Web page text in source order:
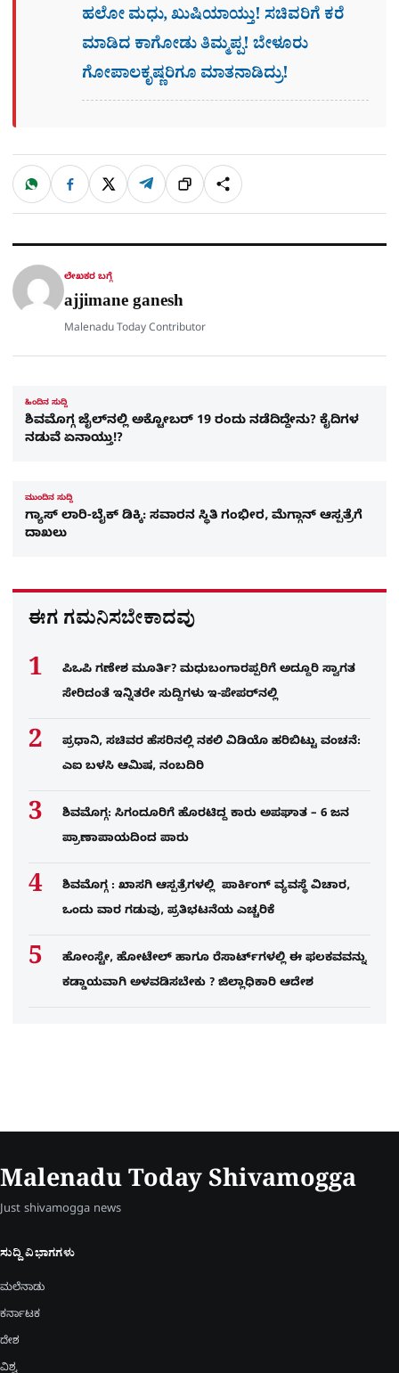
ಹಲೋ ಮಧು, ಖುಷಿಯಾಯ್ತು! ಸಚಿವರಿಗೆ ಕರೆ
ಮಾಡಿದ ಕಾಗೋಡು ತಿಮ್ಮಪ್ಪ! ಬೇಳೂರು
ಗೋಪಾಲಕೃಷ್ಣರಿಗೂ ಮಾತನಾಡಿದ್ರು!
ಹಂಚಿಕೊಳ್ಳಿ
W
a
t
p
F
c
e
o
X T
l
e
a
ಲಿಂ
ಕ್
S
h
a
ಲೇಖಕರ ಬಗ್ಗೆ
ajjimane ganesh
Malenadu Today Contributor
ಹಿಂದಿನ ಸುದ್ದಿ
ಶಿವಮೊಗ್ಗ ಜೈಲ್​ನಲ್ಲಿ ಅಕ್ಟೋಬರ್​ 19 ರಂದು ನಡೆದಿದ್ದೇನು? ಕೈದಿಗಳ
ನಡುವೆ ಏನಾಯ್ತು!?
ಮುಂದಿನ ಸುದ್ದಿ
ಗ್ಯಾಸ್ ಲಾರಿ-ಬೈಕ್ ಡಿಕ್ಕಿ: ಸವಾರನ ಸ್ಥಿತಿ ಗಂಭೀರ, ಮೆಗ್ಗಾನ್ ಆಸ್ಪತ್ರೆಗೆ
ದಾಖಲು
ಈಗ ಗಮನಿಸಬೇಕಾದವು
ಪಿಒಪಿ ಗಣೇಶ ಮೂರ್ತಿ? ಮಧುಬಂಗಾರಪ್ಪರಿಗೆ ಅದ್ದೂರಿ ಸ್ವಾಗತ
ಸೇರಿದಂತೆ ಇನ್ನಿತರೇ ಸುದ್ದಿಗಳು ಇ-ಪೇಪರ್​ನಲ್ಲಿ
ಪ್ರಧಾನಿ, ಸಚಿವರ ಹೆಸರಿನಲ್ಲಿ ನಕಲಿ ವಿಡಿಯೊ ಹರಿಬಿಟ್ಟು ವಂಚನೆ:
ಎಐ ಬಳಸಿ ಆಮಿಷ, ನಂಬದಿರಿ
ಶಿವಮೊಗ್ಗ: ಸಿಗಂದೂರಿಗೆ ಹೊರಟಿದ್ದ ಕಾರು ಅಪಘಾತ – 6 ಜನ
ಪ್ರಾಣಾಪಾಯದಿಂದ ಪಾರು
ಶಿವಮೊಗ್ಗ : ಖಾಸಗಿ ಆಸ್ಪತ್ರೆಗಳಲ್ಲಿ ಪಾರ್ಕಿಂಗ್​ ವ್ಯವಸ್ಥೆ ವಿಚಾರ,
ಒಂದು ವಾರ ಗಡುವು, ಪ್ರತಿಭಟನೆಯ ಎಚ್ಚರಿಕೆ
ಹೋಂಸ್ಟೇ, ಹೋಟೇಲ್ ಹಾಗೂ ರೆಸಾರ್ಟ್‌ಗಳಲ್ಲಿ ಈ ಫಲಕವವನ್ನು
ಕಡ್ಡಾಯವಾಗಿ ಅಳವಡಿಸಬೇಕು ? ಜಿಲ್ಲಾಧಿಕಾರಿ ಆದೇಶ
Malenadu Today Shivamogga
Just shivamogga news
ಸುದ್ದಿ ವಿಭಾಗಗಳು
ಮಲೆನಾಡು
ಕರ್ನಾಟಕ
ದೇಶ
ವಿಶ್ವ